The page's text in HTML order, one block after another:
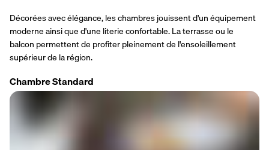
Décorées avec élégance, les chambres jouissent d'un équipement
moderne ainsi que d'une literie confortable. La terrasse ou le
balcon permettent de profiter pleinement de l'ensoleillement
supérieur de la région.
Chambre Standard